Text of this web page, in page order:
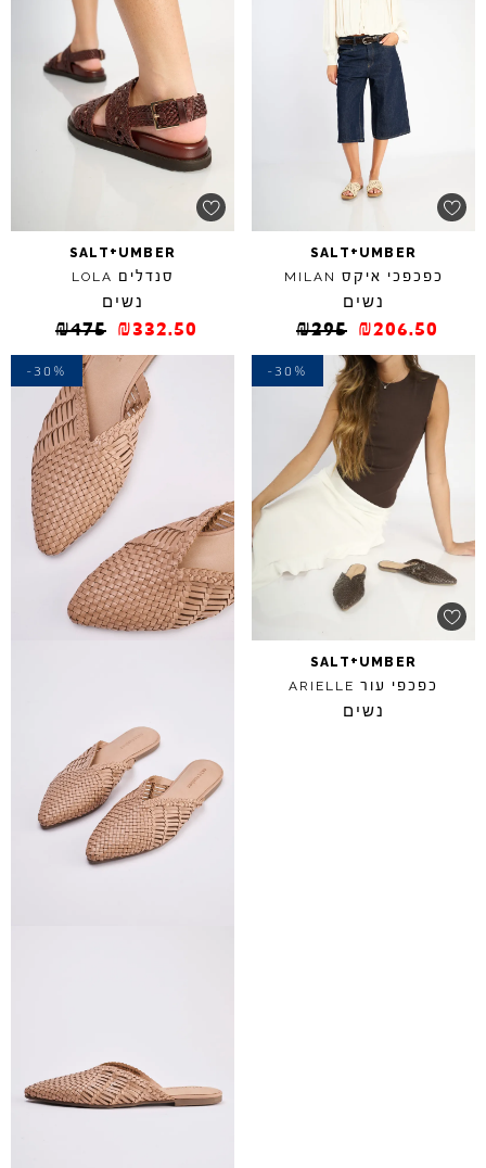
SALT + UMBER
כפכפכי איקס MILAN
נשים
₪295 ₪206.50
SALT + UMBER
סנדלים LOLA
נשים
₪475 ₪332.50
-30%
SALT + UMBER
כפכפי עור ARIELLE
נשים
-30%